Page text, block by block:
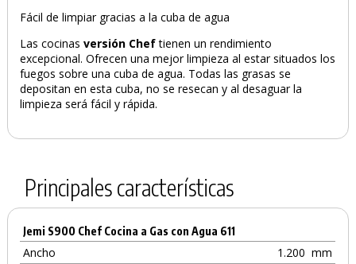
Fácil de limpiar gracias a la cuba de agua
Las cocinasversión Cheftienen un rendimiento
excepcional. Ofrecen una mejor limpieza al estar situados los
fuegos sobre una cuba de agua. Todas las grasas se
depositan en esta cuba, no se resecan y al desaguar la
limpieza será fácil y rápida.
Principales características
Jemi S900 Chef Cocina a Gas con Agua 611
Ancho 1.200 mm